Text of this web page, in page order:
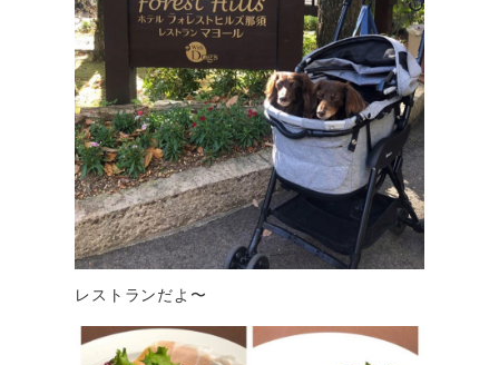
レストランだよ〜